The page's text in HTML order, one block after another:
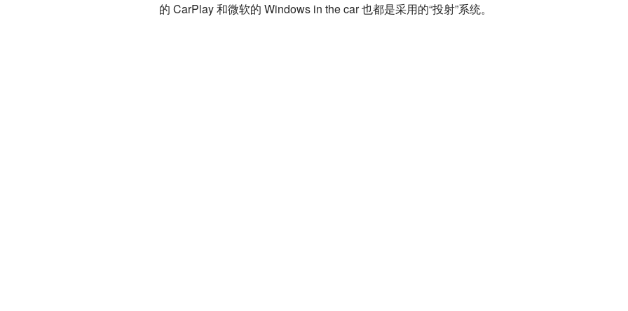
的 CarPlay 和微软的 Windows in the car 也都是采用的“投射”系统。